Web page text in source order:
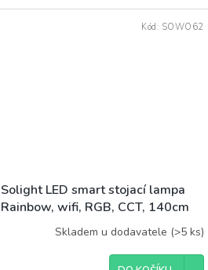
Solight LED smart stojací lampa
Rainbow, wifi, RGB, CCT, 140cm
Skladem u dodavatele (>5 ks)
Kód: SOWO62